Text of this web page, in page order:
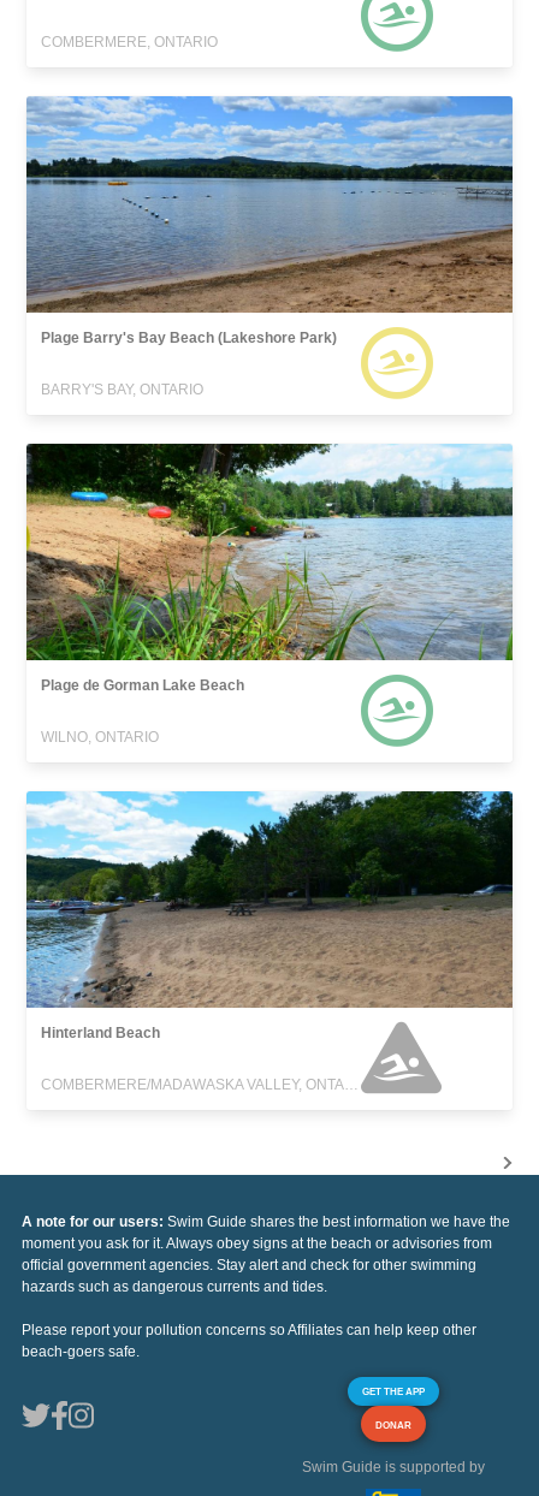
COMBERMERE, ONTARIO
Plage Barry's Bay Beach (Lakeshore Park)
BARRY'S BAY, ONTARIO
Plage de Gorman Lake Beach
WILNO, ONTARIO
Hinterland Beach
A note for our users: Swim Guide shares the best information we have the
moment you ask for it. Always obey signs at the beach or advisories from
official government agencies. Stay alert and check for other swimming
hazards such as dangerous currents and tides.
Please report your pollution concerns so Affiliates can help keep other
beach-goers safe.
GET THE APP
DONAR
Swim Guide is supported by